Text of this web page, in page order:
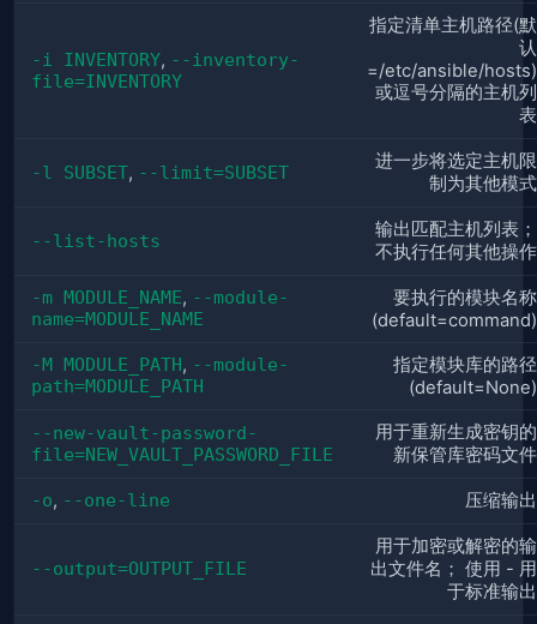
-i INVENTORY, --inventory-
file=INVENTORY
指定清单主机路径(默
认
=/etc/ansible/hosts)
或逗号分隔的主机列
表
-l SUBSET, --limit=SUBSET
进一步将选定主机限
制为其他模式
--list-hosts
输出匹配主机列表；
不执行任何其他操作
-m MODULE_NAME, --module-
name=MODULE_NAME
要执行的模块名称
(default=command)
-M MODULE_PATH, --module-
path=MODULE_PATH
指定模块库的路径
(default=None)
--new-vault-password-
file=NEW_VAULT_PASSWORD_FILE
用于重新生成密钥的
新保管库密码文件
-o, --one-line 压缩输出
--output=OUTPUT_FILE
用于加密或解密的输
出文件名； 使用 - 用
于标准输出